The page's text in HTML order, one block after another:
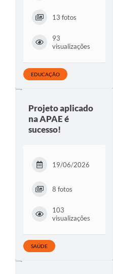
13 fotos
93
visualizações
EDUCAÇÃO
Projeto aplicado
na APAE é
sucesso!
19/06/2026
8 fotos
103
visualizações
SAÚDE